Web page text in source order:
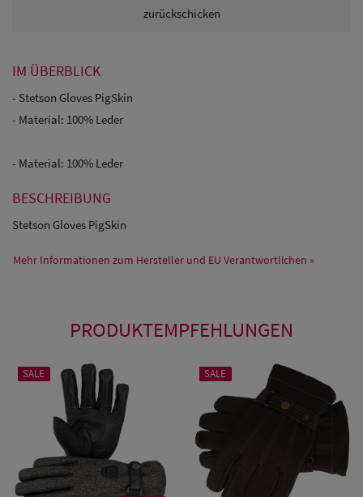
& Visoren
Herren
Snapback Caps
zurückschicken
IM ÜBERBLICK
- Stetson Gloves PigSkin
- Material: 100% Leder
- Material: 100% Leder
BESCHREIBUNG
Stetson Gloves PigSkin
Mehr Informationen zum Hersteller und EU Verantwortlichen »
PRODUKTEMPFEHLUNGEN
SALE SALE